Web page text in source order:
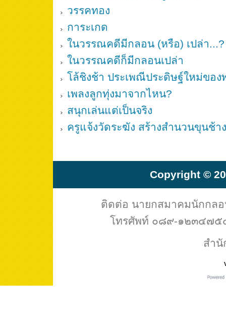
วรรคทอง
การะเกด
ในวรรณคดีมีกลอน (หรือ) เปล่า...?
ในวรรณคดีก็มีกลอนเปล่า
โล้ชิงช้า ประเพณีประดิษฐ์ใหม่ขอ
เพลงลูกทุ่งมาจากไหน?
สนุกเล่นแต่เป็นจริง
ครูแจ้งวัดระฆัง สร้างสำนวนขุนช้
Copyright ©
ติดต่อ นายกสมาคมนักกลอ
โทรศัพท์ ๐๘๙-๑๒๓๔๗๕๔
สำ